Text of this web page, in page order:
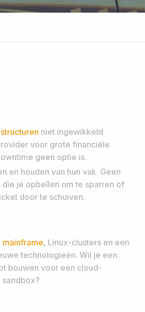
niet ingewikkeld
voor grote financiële
geen optie is.
en houden van hun vak. Geen
je opbellen om te sparren of
door te schuiven.
mainframe, Linux-clusters en een
technologieën. Wil je een
bouwen voor een cloud-